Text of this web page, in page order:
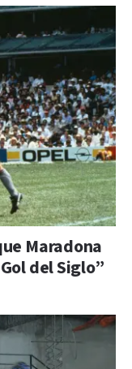
Maradona
del Siglo”